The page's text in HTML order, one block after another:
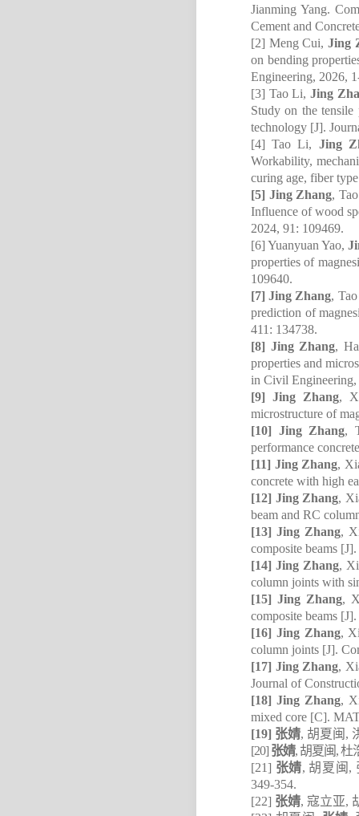
Jianming Yang.
Cement and
[2] Meng Cui,Jing
on bending
Engineering, 2026,
[3] Tao Li,Jing
Study on the tensile
technology [J].
[4]Tao Li, Jing
Workability,
curing age, fiber
[5] Jing Zhang,
Influence of wood
2024, 91: 109469.
[6]Yuanyuan Yao,
properties of
109640.
[7]Jing Zhang,
prediction of
411: 134738.
[8] Jing Zhang,
properties and
in Civil
[9]Jing Zhang,
microstructure of
[10] Jing Zhang,
performance
[11] Jing Zhang,
concrete with high
[12] Jing Zhang,
beam and RC
[13]Jing Zhang,
composite beams
[14] Jing Zhang,
column joints with
[15] Jing Zhang,
composite beams
[16] Jing Zhang,
column joints [J].
[17] Jing Zhang,
Journal of
[18] Jing Zhang,
mixed core [C].
[19] 张婧, 胡夏闽 ,
[20] 张婧, 胡夏闽 ,杜
[21] 张婧, 胡夏闽 ,
349-354.
[22] 张婧, 寇立亚,